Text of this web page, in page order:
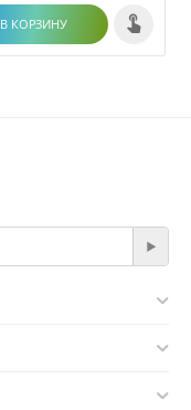
В КОРЗИНУ